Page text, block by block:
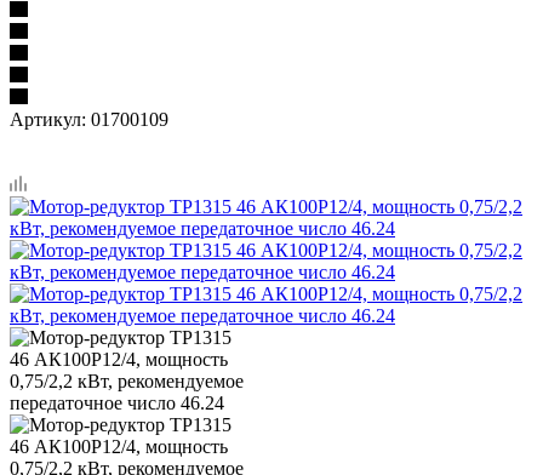
Артикул: 01700109